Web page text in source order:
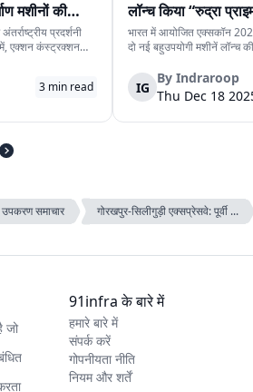
मशीनों की
प्रदर्शनी
एक्शन कंस्ट्रक्शन
काम की गति, सुरक्षा
3 min read
लॉन्च किया “रुद्रा
प्राइम मिनी”
भारत में आयोजित एक्सकॉन
दो नई बहुउपयोगी मशीनें लॉन्च
प्रोजेक्ट, यूटिलिटी प्रोजेक्ट
बनाई गई हैं, जहाँ साइट...
IG
By Indraroop
Thu Dec 18
उपकरण समाचार गोरखपुर-सिलीगुड़ी एक्सप्रेसवे: पूर्वी ...
जो
91infra के बारे में
हमारे बारे में
संपर्क करें
गोपनीयता नीति
नियम और शर्तें